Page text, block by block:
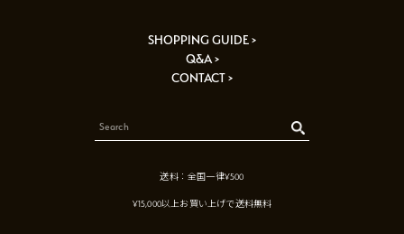
SHOPPING GUIDE >
Q&A >
CONTACT >
送料：全国一律¥500
¥15,000以上お買い上げで送料無料